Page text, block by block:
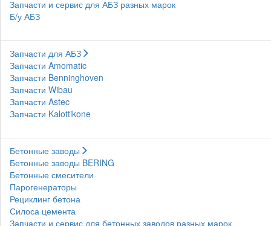
Запчасти и сервис для АБЗ разных марок
Б/у АБЗ
Запчасти для АБЗ
Запчасти Amomatic
Запчасти Benninghoven
Запчасти Wibau
Запчасти Astec
Запчасти Kalottikone
Бетонные заводы
Бетонные заводы BERING
Бетонные смесители
Парогенераторы
Рециклинг бетона
Силоса цемента
Запчасти и сервис для бетонных заводов разных марок